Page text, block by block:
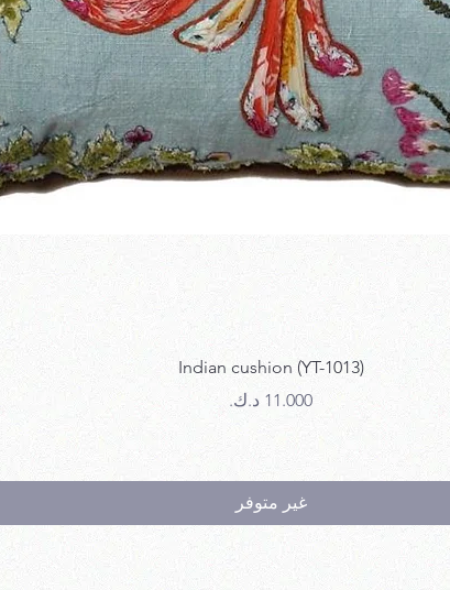
العرض السريع
Indian cushion (YT-1013)
السعر
غير متوفر